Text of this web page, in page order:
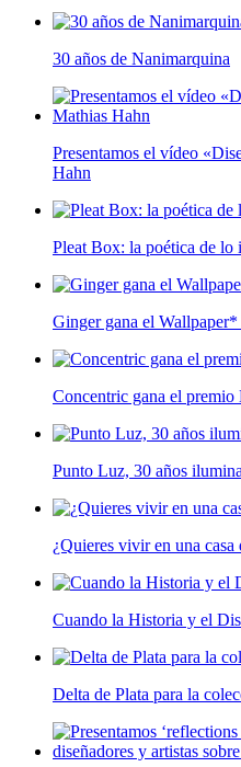
30 años de Nanimarquina
Presentamos el vídeo
Hahn
Pleat Box: la poética de lo
Ginger gana el
Concentric gana el premio
Punto Luz, 30 años
¿Quieres vivir en una casa
Cuando la Historia y el
Delta de Plata para la